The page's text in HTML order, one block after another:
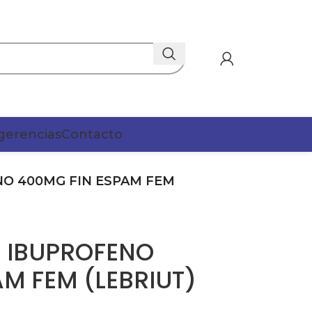
Contacto
400MG FIN ESPAM FEM
FEM (LEBRIUT)